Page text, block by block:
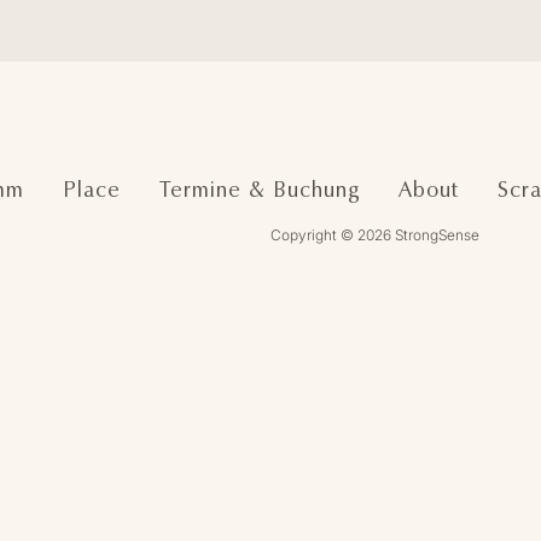
Place Termine & Buchung About
Copyright © 2026 StrongSense